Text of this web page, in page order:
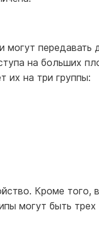
могут передавать
на больших
их на три группы:
Кроме того,
могут быть трех